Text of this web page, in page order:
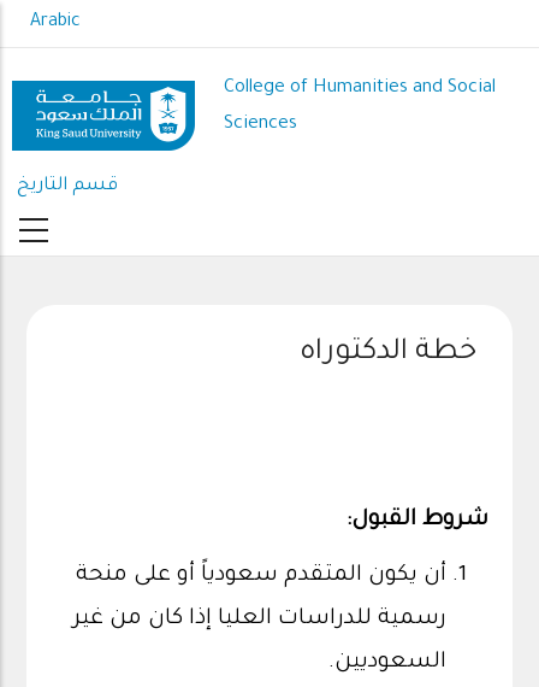
to
content
Arabic
College of Humanities and Social
Sciences
قسم التاريخ
خطة الدكتوراه
شروط القبول:
أن يكون المتقدم سعودياً أو على منحة
رسمية للدراسات العليا إذا كان من غير
السعوديين.